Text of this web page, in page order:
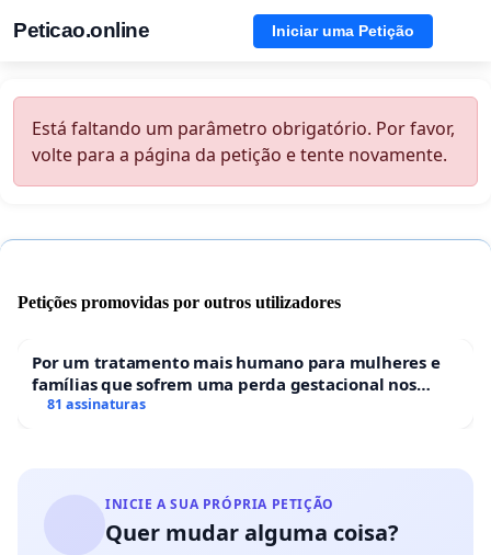
Peticao.online Iniciar uma Petição
Está faltando um parâmetro obrigatório. Por favor,
volte para a página da petição e tente novamente.
Petições promovidas por outros utilizadores
Por um tratamento mais humano para mulheres e
famílias que sofrem uma perda gestacional nos
hospitais portugueses
81 assinaturas
INICIE A SUA PRÓPRIA PETIÇÃO
Quer mudar alguma coisa?